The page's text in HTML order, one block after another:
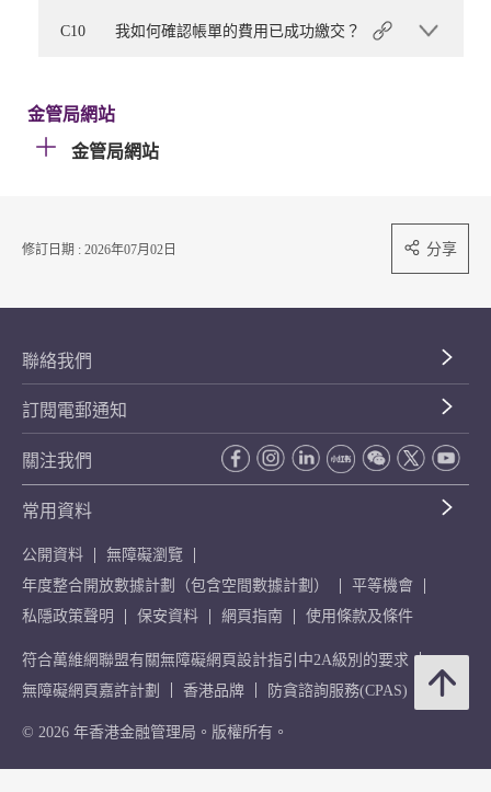
C10 我如何確認帳單的費用已成功繳交？
金管局網站
金管局網站
修訂日期 : 2026年07月02日 分享
聯絡我們
訂閱電郵通知
關注我們
常用資料
公開資料
無障礙瀏覽
年度整合開放數據計劃（包含空間數據計劃）
平等機會
私隱政策聲明
保安資料 網頁指南 使用條款及條件
符合萬維網聯盟有關無障礙網頁設計指引中2A級別的要求
無障礙網頁嘉許計劃
香港品牌 防貪諮詢服務(CPAS)
© 2026 年香港金融管理局。版權所有。